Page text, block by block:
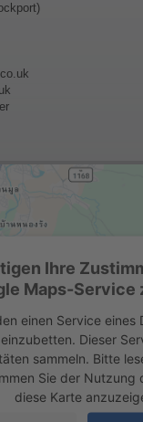
Ihre
Maps-Service
einen Service eines
Dieser
sammeln. Bitte
Sie der Nutzung
diese Karte